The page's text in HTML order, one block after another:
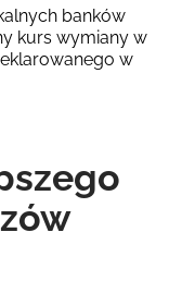
banków
kurs wymiany w
w